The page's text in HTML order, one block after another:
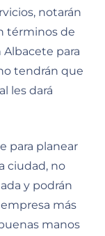
notarán
términos de
Albacete para
tendrán que
les dará
para planear
ciudad, no
y podrán
más
manos